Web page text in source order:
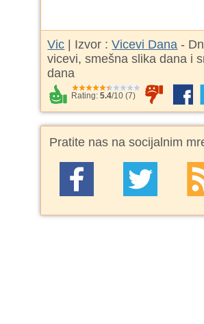
Vic | Izvor :Vicevi Dana -
vicevi, smešna slika dana i
dana
Rating:5.4/10 (7)
Pratite nas na socijalnim